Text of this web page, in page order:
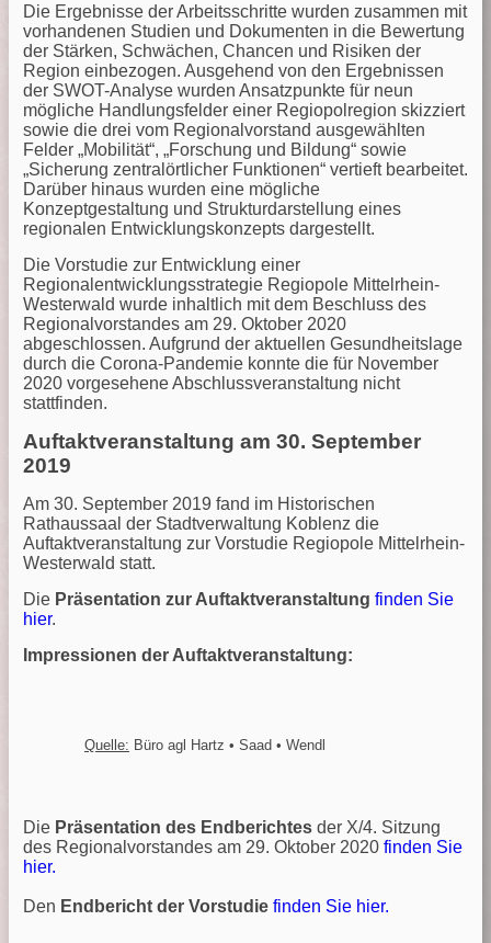
Die Ergebnisse der Arbeitsschritte wurden zusammen mit
vorhandenen Studien und Dokumenten in die Bewertung
der Stärken, Schwächen, Chancen und Risiken der
Region einbezogen. Ausgehend von den Ergebnissen
der SWOT-Analyse wurden Ansatzpunkte für neun
mögliche Handlungsfelder einer Regiopolregion skizziert
sowie die drei vom Regionalvorstand ausgewählten
Felder „Mobilität“, „Forschung und Bildung“ sowie
„Sicherung zentralörtlicher Funktionen“ vertieft bearbeitet.
Darüber hinaus wurden eine mögliche
Konzeptgestaltung und Strukturdarstellung eines
regionalen Entwicklungskonzepts dargestellt.
Die Vorstudie zur Entwicklung einer
Regionalentwicklungsstrategie Regiopole Mittelrhein-
Westerwald wurde inhaltlich mit dem Beschluss des
Regionalvorstandes am 29. Oktober 2020
abgeschlossen. Aufgrund der aktuellen Gesundheitslage
durch die Corona-Pandemie konnte die für November
2020 vorgesehene Abschlussveranstaltung nicht
stattfinden.
Auftaktveranstaltung am 30. September
2019
Am 30. September 2019 fand im Historischen
Rathaussaal der Stadtverwaltung Koblenz die
Auftaktveranstaltung zur Vorstudie Regiopole Mittelrhein-
Westerwald statt.
Die Präsentation zur Auftaktveranstaltung finden Sie
hier.
Impressionen der Auftaktveranstaltung:
Quelle: Büro agl Hartz • Saad • Wendl
Die Präsentation des Endberichtesder X/4. Sitzung
des Regionalvorstandes am 29. Oktober 2020 finden Sie
hier.
Den Endbericht der Vorstudie finden Sie hier.